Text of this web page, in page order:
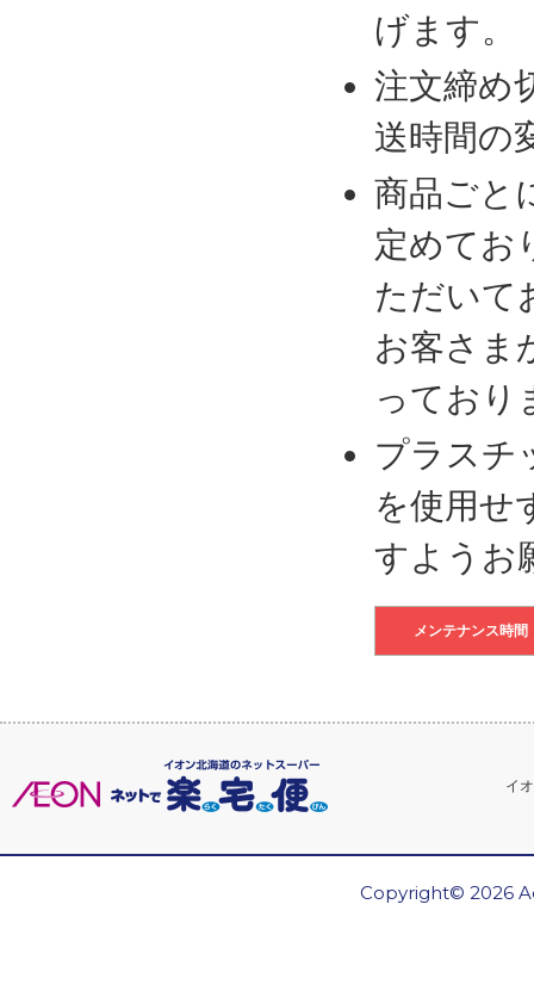
げます。
注文締め
送時間の
商品ごと
定めてお
ただいて
お客さま
っており
プラスチ
を使用せ
すようお
メンテナンス時間
イ
Copyright© 2026